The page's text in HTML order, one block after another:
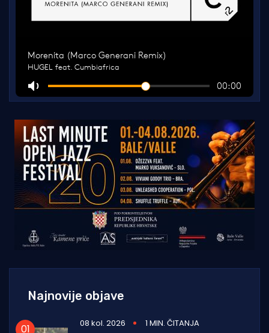
Najnovije objave
08 kol. 2026
1 MIN. ČITANJA